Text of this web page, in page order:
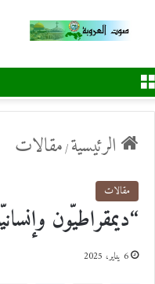
الرئيسية/مقالات
مقالات
“ديمقراطيّون
6 يناير، 2025